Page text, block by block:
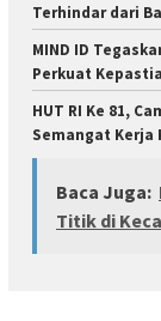
Terhindar dari
MIND ID
Perkuat
HUT RI Ke 81,
Semangat Kerja
Baca Juga:
Titik di